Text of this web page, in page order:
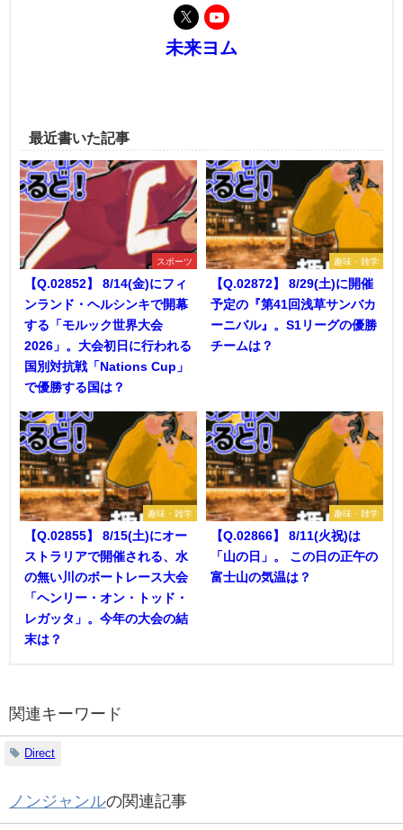
未来ヨム
最近書いた記事
スポーツ
【Q.02852】 8/14(金)にフィ
ンランド・ヘルシンキで開幕
する「モルック世界大会
2026」。大会初日に行われる
国別対抗戦「Nations Cup」
で優勝する国は？
趣味・雑学
【Q.02872】 8/29(土)に開催
予定の『第41回浅草サンバカ
ーニバル』。S1リーグの優勝
チームは？
趣味・雑学
【Q.02855】 8/15(土)にオー
ストラリアで開催される、水
の無い川のボートレース大会
「ヘンリー・オン・トッド・
レガッタ」。今年の大会の結
末は？
趣味・雑学
【Q.02866】 8/11(火祝)は
「山の日」。 この日の正午の
富士山の気温は？
関連キーワード
Direct
ノンジャンルの関連記事